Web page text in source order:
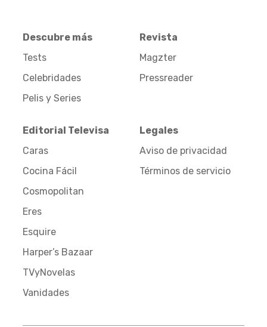
Descubre más
Tests
Celebridades
Pelis y Series
Revista
Magzter
Pressreader
Editorial Televisa
Caras
Cocina Fácil
Cosmopolitan
Eres
Esquire
Harper’s Bazaar
TVyNovelas
Vanidades
Legales
Aviso de privacidad
Términos de servicio